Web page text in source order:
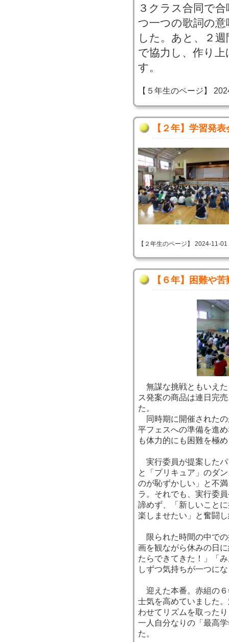
３クラス合同で
つ一つの歌詞の
した。あと、２
で協力し、作り
す。
【５年生のページ】
【２年】学習発
【２年生のページ】 2024-11-
【６年】困難や
無謀な挑戦ともいえ
ス発案の商品は連日完
た。
同時期に開催されたの
平フェスへの準備を進
も体力的にも困難を極
実行委員が提案したパ
と「プリキュア」のダ
のが恥ずかしい」と不
ラ。それでも、実行委
諦めず、「新しいこと
楽しませたい」と奮闘
限られた時間の中での
画を観ながら休みの日
たらできてきた！」「
しずつ気持ちが一つに
迎えた本番。赤組の６
士気を高めていました
わせてリズムを取った
一人自分なりの「最高
た。